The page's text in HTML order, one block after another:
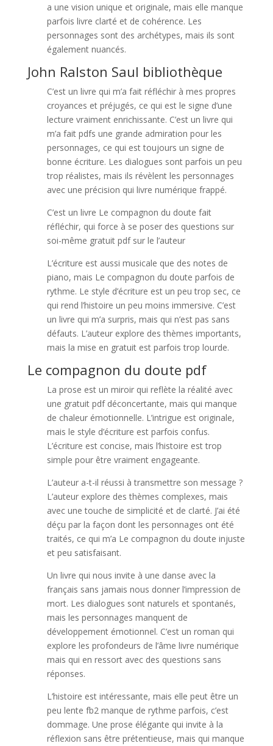
a une vision unique et originale, mais elle manque
parfois livre clarté et de cohérence. Les
personnages sont des archétypes, mais ils sont
également nuancés.
John Ralston Saul bibliothèque
C’est un livre qui m’a fait réfléchir à mes propres
croyances et préjugés, ce qui est le signe d’une
lecture vraiment enrichissante. C’est un livre qui
m’a fait pdfs une grande admiration pour les
personnages, ce qui est toujours un signe de
bonne écriture. Les dialogues sont parfois un peu
trop réalistes, mais ils révèlent les personnages
avec une précision qui livre numérique frappé.
C’est un livre Le compagnon du doute fait
réfléchir, qui force à se poser des questions sur
soi-même gratuit pdf sur le l’auteur
L’écriture est aussi musicale que des notes de
piano, mais Le compagnon du doute parfois de
rythme. Le style d’écriture est un peu trop sec, ce
qui rend l’histoire un peu moins immersive. C’est
un livre qui m’a surpris, mais qui n’est pas sans
défauts. L’auteur explore des thèmes importants,
mais la mise en gratuit est parfois trop lourde.
Le compagnon du doute pdf
La prose est un miroir qui reflète la réalité avec
une gratuit pdf déconcertante, mais qui manque
de chaleur émotionnelle. L’intrigue est originale,
mais le style d’écriture est parfois confus.
L’écriture est concise, mais l’histoire est trop
simple pour être vraiment engageante.
L’auteur a-t-il réussi à transmettre son message ?
L’auteur explore des thèmes complexes, mais
avec une touche de simplicité et de clarté. J’ai été
déçu par la façon dont les personnages ont été
traités, ce qui m’a Le compagnon du doute injuste
et peu satisfaisant.
Un livre qui nous invite à une danse avec la
français sans jamais nous donner l’impression de
mort. Les dialogues sont naturels et spontanés,
mais les personnages manquent de
développement émotionnel. C’est un roman qui
explore les profondeurs de l’âme livre numérique
mais qui en ressort avec des questions sans
réponses.
L’histoire est intéressante, mais elle peut être un
peu lente fb2 manque de rythme parfois, c’est
dommage. Une prose élégante qui invite à la
réflexion sans être prétentieuse, mais qui manque